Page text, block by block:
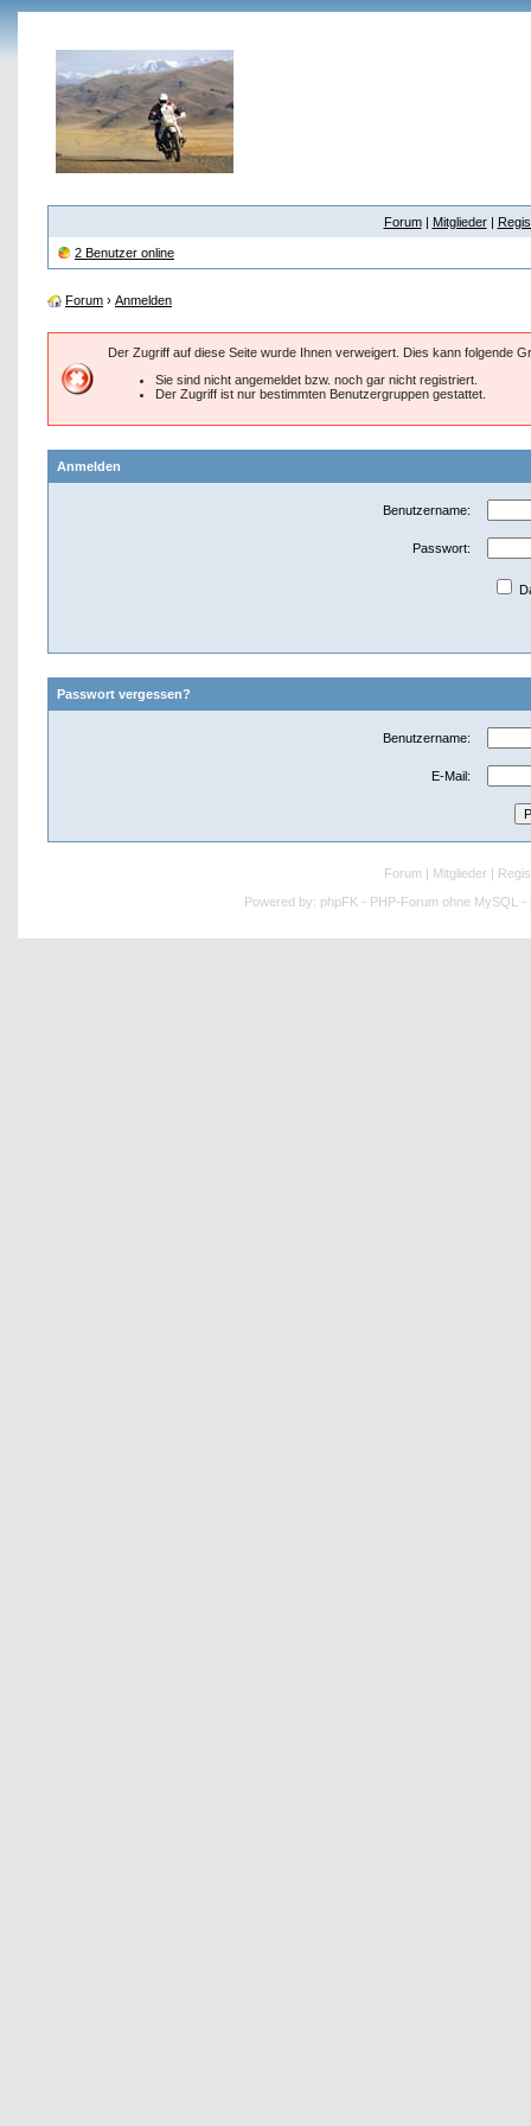
Forum| Mitglieder|
2 Benutzer online
Forum › Anmelden
Der Zugriff auf diese Seite wurde Ihnen verweigert. Dies kann folgende
Sie sind nicht angemeldet bzw. noch gar nicht registriert.
Der Zugriff ist nur bestimmten Benutzergruppen gestattet.
Anmelden
Benutzername:
Passwort:
Passwort vergessen?
Benutzername:
E-Mail:
Forum Mitglieder
Powered by: phpFK - PHP-Forum ohne MySQL -